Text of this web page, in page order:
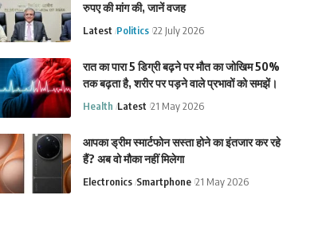
रुपए की मांग की, जानें वजह
Latest Politics 22 July 2026
रात का पारा 5 डिग्री बढ़ने पर मौत का जोखिम 50%
तक बढ़ता है, शरीर पर पड़ने वाले प्रभावों को समझें।
Health Latest 21 May 2026
आपका ड्रीम स्मार्टफोन सस्ता होने का इंतजार कर रहे
हैं? अब वो मौका नहीं मिलेगा
Electronics Smartphone 21 May 2026